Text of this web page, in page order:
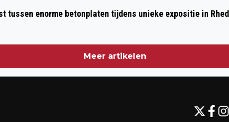
tussen enorme betonplaten tijdens unieke expositie in
Meer artikelen